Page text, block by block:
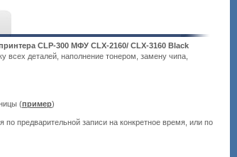
CLP-300 МФУ CLX-2160/ CLX-3160 Black
всех деталей, наполнение тонером, замену чипа,
(пример)
service.com.uacatalog/5277-
предварительной записи на конкретное время, или по